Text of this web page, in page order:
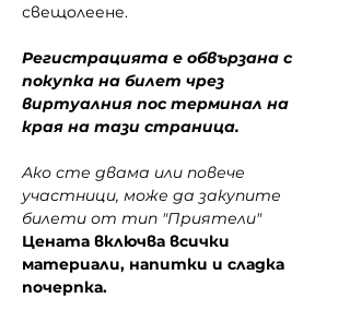
свещолеене.
Регистрацията е обвързана с
покупка на билет чрез
виртуалния пос терминал на
края на тази страница.
Ако сте двама или повече
участници, може да закупите
билети от тип "Приятели"
Цената включва всички
материали, напитки и сладка
почерпка.